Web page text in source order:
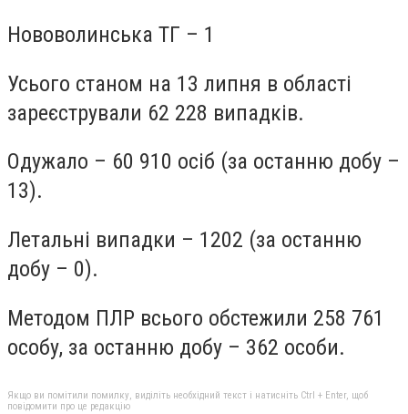
Нововолинська ТГ – 1
Усього станом на 13 липня в області
зареєстрували 62 228 випадків.
Одужало – 60 910 осіб (за останню добу –
13).
Летальні випадки – 1202 (за останню
добу – 0).
Методом ПЛР всього обстежили 258 761
особу, за останню добу – 362 особи.
Якщо ви помітили помилку, виділіть необхідний текст і натисніть Ctrl + Enter, щоб
повідомити про це редакцію